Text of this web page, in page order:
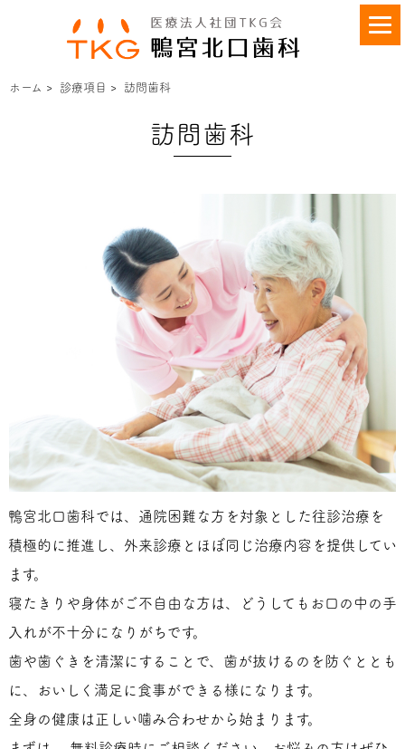
ホーム > 診療項目 > 訪問歯科
訪問歯科
鴨宮北口歯科では、通院困難な方を対象とした往診治療を
積極的に推進し、外来診療とほぼ同じ治療内容を提供してい
ます。
寝たきりや身体がご不自由な方は、どうしてもお口の中の手
入れが不十分になりがちです。
歯や歯ぐきを清潔にすることで、歯が抜けるのを防ぐととも
に、おいしく満足に食事ができる様になります。
全身の健康は正しい噛み合わせから始まります。